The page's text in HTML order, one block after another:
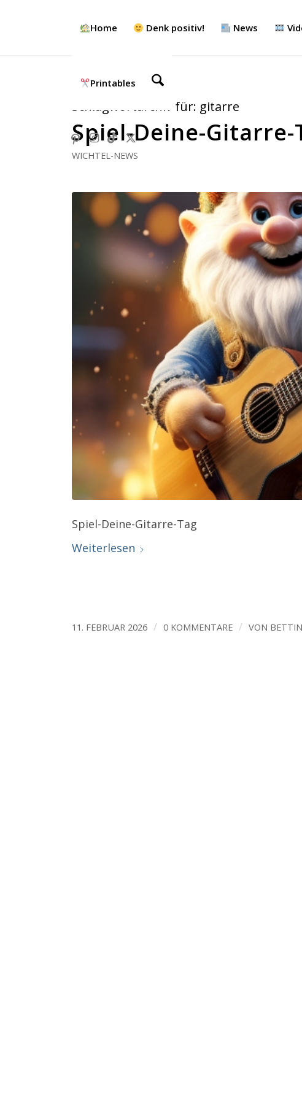
Home Denk positiv! News
Printables
Schlagwortarchiv für: gitarre
Spiel-Deine-Gitarre-
WICHTEL-NEWS
Spiel-Deine-Gitarre-Tag
Weiterlesen
11. FEBRUAR 2026 / 0 KOMMENTARE / VON